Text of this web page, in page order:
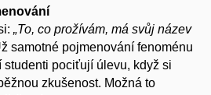
„To, co prožívám, má svůj název
samotné pojmenování fenoménu
pociťují úlevu, když si
zkušenost. Možná to